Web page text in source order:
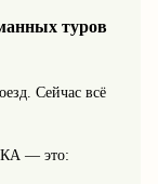
туров
Сейчас всё
— это: